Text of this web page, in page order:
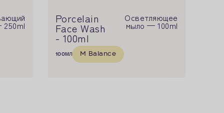
Porcelain
Face Wash
- 100ml
Осветляющее
мыло — 100ml
100мл M Balance